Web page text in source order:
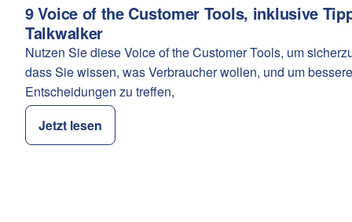
Kategorie:
9 Voice of the Customer Tools, inklusive
Talkwalker
Nutzen Sie diese Voice of the Customer Tools, um
dass Sie wissen, was Verbraucher wollen, und um bessere
Entscheidungen zu treffen,
Jetzt lesen